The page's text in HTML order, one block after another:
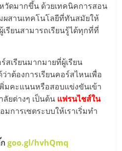
วัดมากขึ้น ด้วยเทคนิคการสอน
สานเทคโนโลยีที่ทันสมัยให้
รียนสามารถเรียนรู้ได้ทุกที่ที่
สเรียนมากมายที่ผู้เรียน
าต้องการเรียนคอร์สไหนเพื่อ
พิ่มคะแนนหรือสอบแข่งขันเข้า
ลัยต่างๆ เป็นต้น แฟรนไชส์ใน
มการเซตระบบให้เราเริ่มทำ
กgoo.gl/hvhQmq